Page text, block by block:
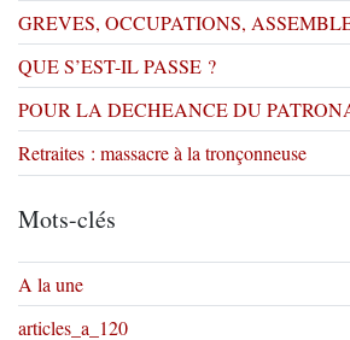
GREVES, OCCUPATIONS,
QUE S’EST-IL PASSE ?
POUR LA DECHEANCE DU
Retraites : massacre à la tronçonneuse
Mots-clés
A la une
articles_a_120